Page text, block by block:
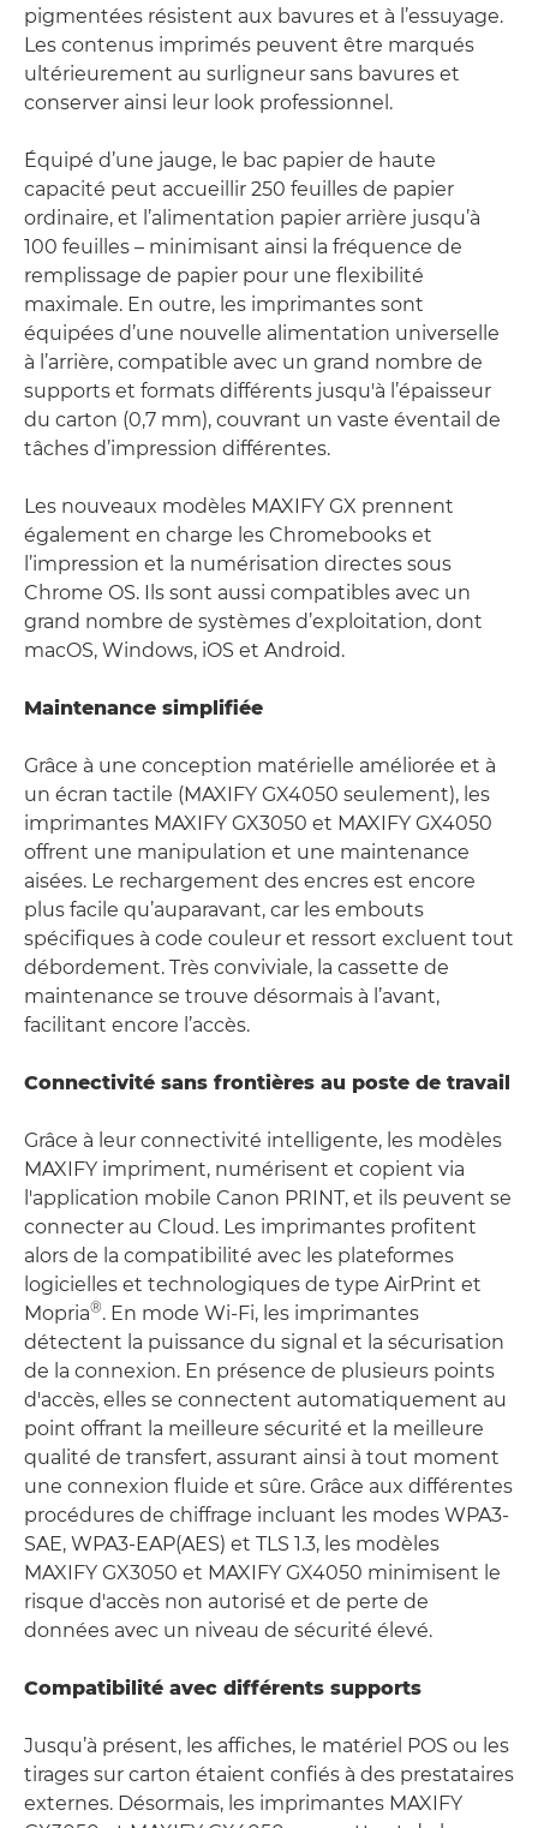
pigmentées résistent aux bavures et à l’essuyage.
Les contenus imprimés peuvent être marqués
ultérieurement au surligneur sans bavures et
conserver ainsi leur look professionnel.
Équipé d’une jauge, le bac papier de haute
capacité peut accueillir 250 feuilles de papier
ordinaire, et l’alimentation papier arrière jusqu’à
100 feuilles – minimisant ainsi la fréquence de
remplissage de papier pour une flexibilité
maximale. En outre, les imprimantes sont
équipées d’une nouvelle alimentation universelle
à l’arrière, compatible avec un grand nombre de
supports et formats différents jusqu'à l’épaisseur
du carton (0,7 mm), couvrant un vaste éventail de
tâches d’impression différentes.
Les nouveaux modèles MAXIFY GX prennent
également en charge les Chromebooks et
l’impression et la numérisation directes sous
Chrome OS. Ils sont aussi compatibles avec un
grand nombre de systèmes d’exploitation, dont
macOS, Windows, iOS et Android.
Maintenance simplifiée
Grâce à une conception matérielle améliorée et à
un écran tactile (MAXIFY GX4050 seulement), les
imprimantes MAXIFY GX3050 et MAXIFY GX4050
offrent une manipulation et une maintenance
aisées. Le rechargement des encres est encore
plus facile qu’auparavant, car les embouts
spécifiques à code couleur et ressort excluent tout
débordement. Très conviviale, la cassette de
maintenance se trouve désormais à l’avant,
facilitant encore l’accès.
Connectivité sans frontières au poste de travail
Grâce à leur connectivité intelligente, les modèles
MAXIFY impriment, numérisent et copient via
l'application mobile Canon PRINT, et ils peuvent se
connecter au Cloud. Les imprimantes profitent
alors de la compatibilité avec les plateformes
logicielles et technologiques de type AirPrint et
Mopria®. En mode Wi-Fi, les imprimantes
détectent la puissance du signal et la sécurisation
de la connexion. En présence de plusieurs points
d'accès, elles se connectent automatiquement au
point offrant la meilleure sécurité et la meilleure
qualité de transfert, assurant ainsi à tout moment
une connexion fluide et sûre. Grâce aux différentes
procédures de chiffrage incluant les modes WPA3-
SAE, WPA3-EAP(AES) et TLS 1.3, les modèles
MAXIFY GX3050 et MAXIFY GX4050 minimisent le
risque d'accès non autorisé et de perte de
données avec un niveau de sécurité élevé.
Compatibilité avec différents supports
Jusqu’à présent, les affiches, le matériel POS ou les
tirages sur carton étaient confiés à des prestataires
externes. Désormais, les imprimantes MAXIFY